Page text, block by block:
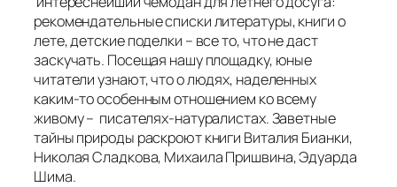
рекомендательные списки литературы, книги о
лете, детские поделки – все то, что не даст
заскучать. Посещая нашу площадку, юные
читатели узнают, что о людях, наделенных
каким-то особенным отношением ко всему
живому – писателях-натуралистах. Заветные
тайны природы раскроют книги Виталия Бианки,
Николая Сладкова, Михаила Пришвина, Эдуарда
Шима.